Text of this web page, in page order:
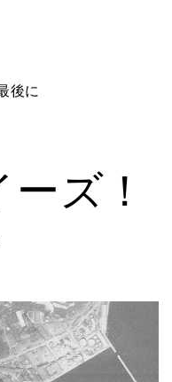
後に
ズ！